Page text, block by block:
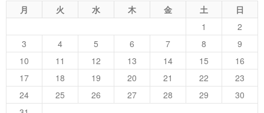
月 火 水 木 金 土
日
1
2
3
4 5 6 7 8
9
10
11 12 13 14 15
16
17
18 19 20 21 22
23
24
25 26 27 28 29
30